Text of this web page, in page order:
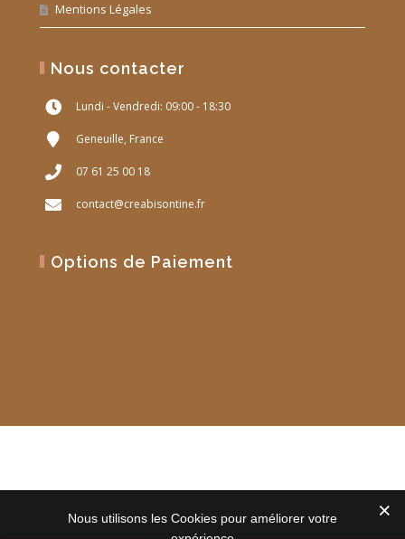
Mentions Légales
Nous contacter
Lundi - Vendredi: 09:00 - 18:30
Geneuille, France
07 61 25 00 18
contact@creabisontine.fr
Options de Paiement
Nous utilisons les Cookies pour améliorer votre